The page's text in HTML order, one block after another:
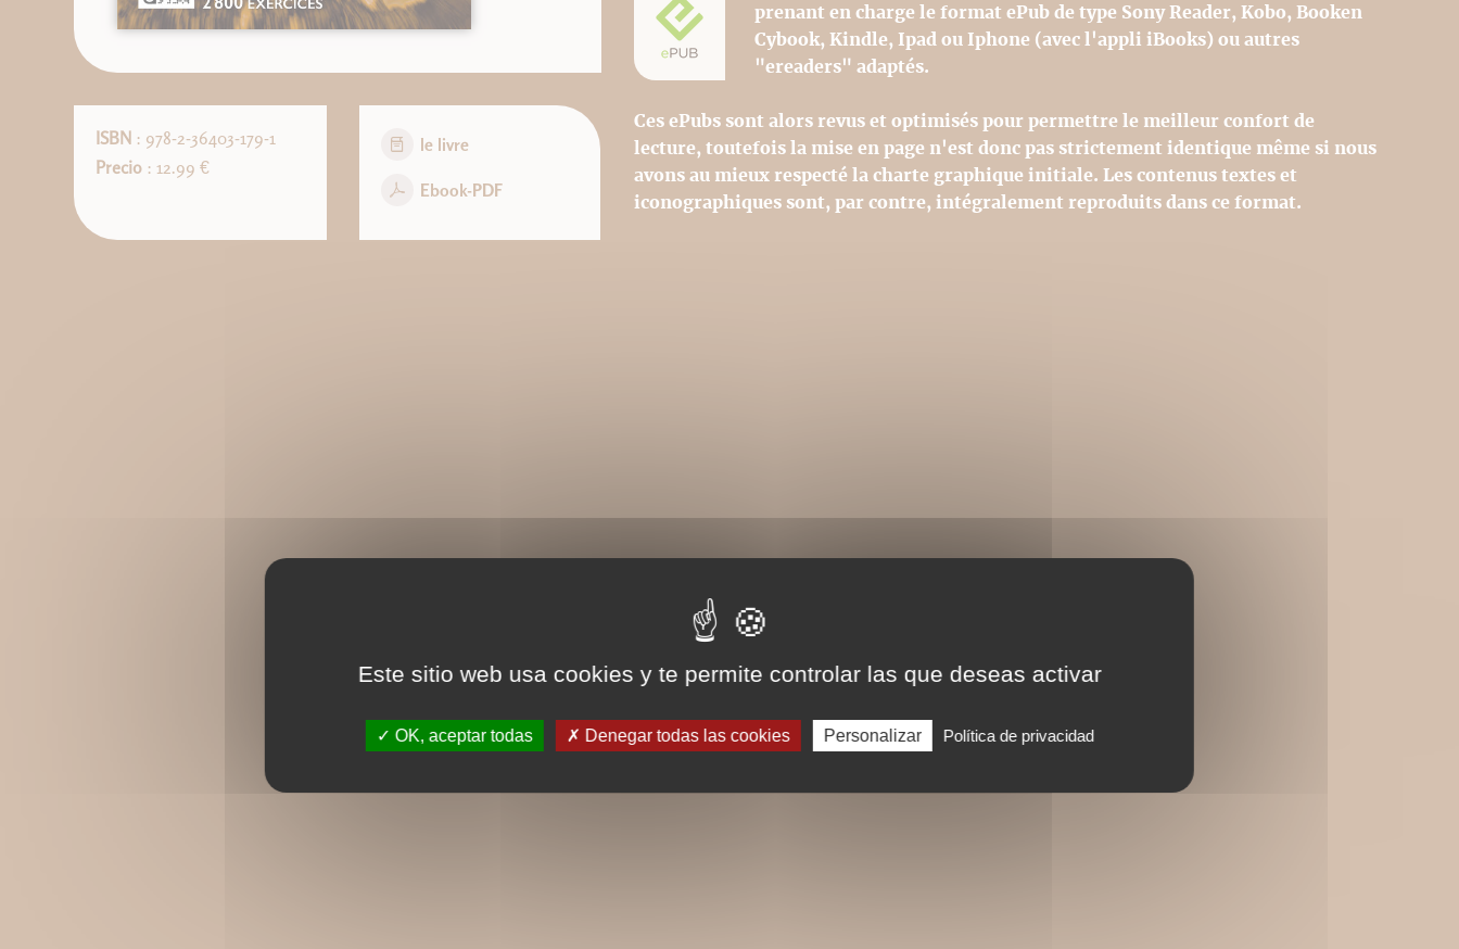
ISBN : 978-2-36403-179-1
Precio: 12.99 €
le livre
Ebook-PDF
prenant en charge le format ePub de type Sony Reader, Kobo, Booken
Cybook, Kindle, Ipad ou Iphone (avec l'appli iBooks) ou autres
"ereaders" adaptés.
Ces ePubs sont alors revus et optimisés pour permettre le meilleur confort de
lecture, toutefois la mise en page n'est donc pas strictement identique même si nous
avons au mieux respecté la charte graphique initiale. Les contenus textes et
iconographiques sont, par contre, intégralement reproduits dans ce format.
Este sitio web usa cookies y te permite controlar las que deseas activar
OK, aceptar todas Denegar todas las cookies Personalizar Política de privacidad